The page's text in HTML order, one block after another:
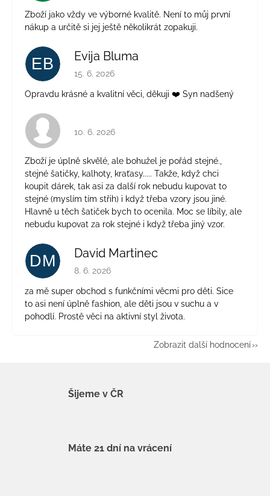
Zboží jako vždy ve výborné kvalitě. Není to můj první
nákup a určitě si jej ještě několikrát zopakuji.
EB Evija Bluma
Hodnocení obchodu je 5 z 5 hvězdiček.
15. 6. 2026
Opravdu krásné a kvalitní věci, děkuji ❤️ Syn nadšený
Hodnocení obchodu je 4 z 5 hvězdiček.
10. 6. 2026
Zboží je úplně skvělé, ale bohužel je pořád stejné.,
stejné šatičky, kalhoty, kraťasy..... Takže, když chci
koupit dárek, tak asi za další rok nebudu kupovat to
stejné (myslím tím střih) i když třeba vzory jsou jiné.
Hlavně u těch šatiček bych to ocenila. Moc se líbily, ale
nebudu kupovat za rok stejné i když třeba jiný vzor.
DM David Martinec
Hodnocení obchodu je 5 z 5 hvězdiček.
8. 6. 2026
za mě super obchod s funkčními věcmi pro děti. Sice
to asi není úplně fashion, ale děti jsou v suchu a v
pohodlí. Prostě věci na aktivní styl života.
Zobrazit další hodnocení
Šijeme v ČR
Máte 21 dní na vrácení